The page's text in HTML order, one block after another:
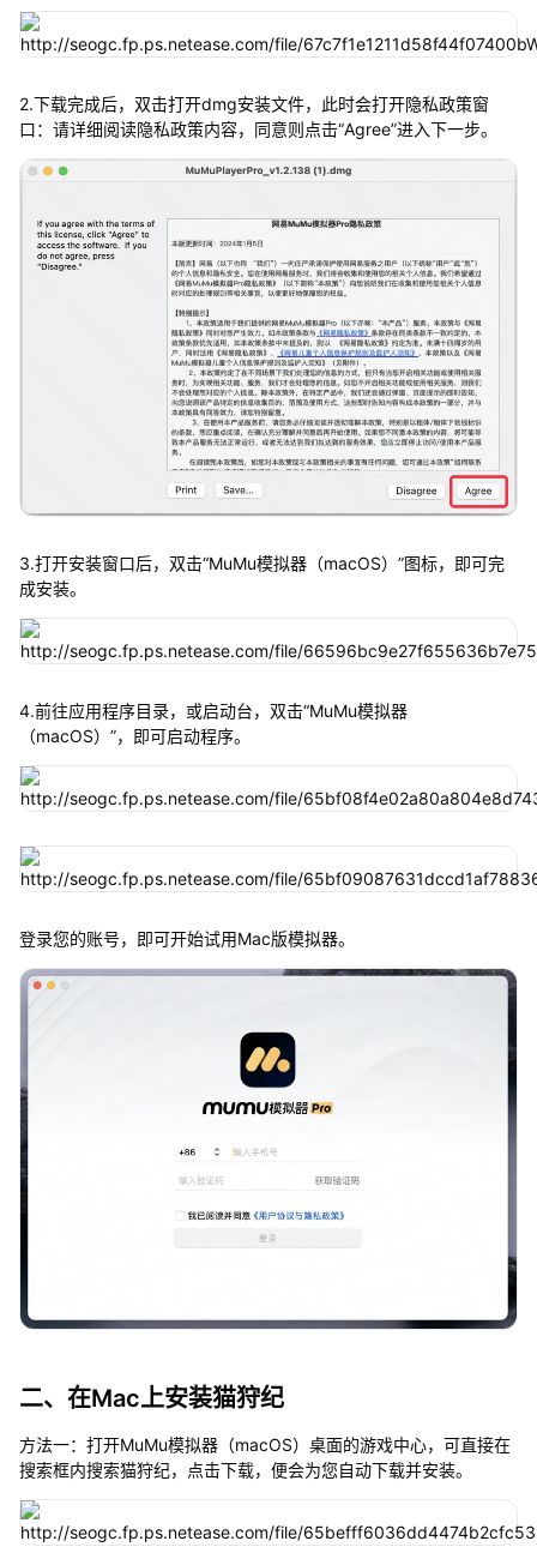
2.下载完成后，双击打开dmg安装文件，此时会打开隐私政策窗
口：请详细阅读隐私政策内容，同意则点击“Agree”进入下一步。
3.打开安装窗口后，双击“MuMu模拟器（macOS）”图标，即可完
成安装。
4.前往应用程序目录，或启动台，双击“MuMu模拟器
（macOS）”，即可启动程序。
登录您的账号，即可开始试用Mac版模拟器。
二、在Mac上安装猫狩纪
方法一：打开MuMu模拟器（macOS）桌面的游戏中心，可直接在
搜索框内搜索猫狩纪，点击下载，便会为您自动下载并安装。